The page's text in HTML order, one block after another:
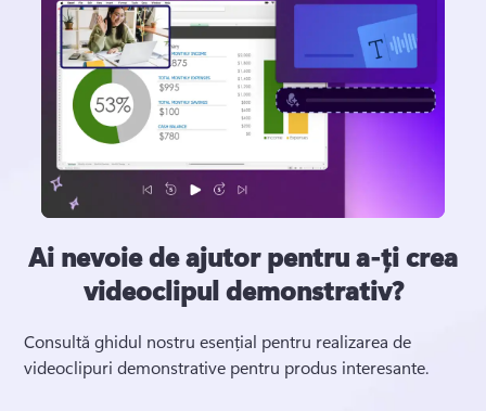
Ai nevoie de ajutor pentru a-ți crea
videoclipul demonstrativ?
Consultă ghidul nostru esențial pentru realizarea de
videoclipuri demonstrative pentru produs interesante.